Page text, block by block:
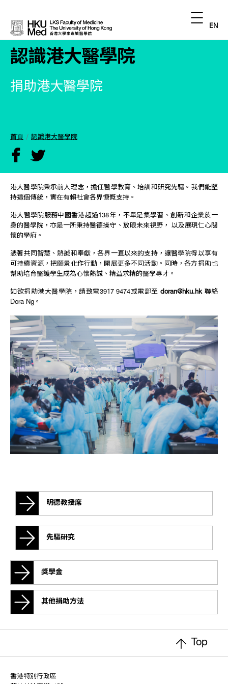
EN
認識港大醫學院
捐助港大醫學院
首頁 認識港大醫學院
港大醫學院秉承前人理念，擔任醫學教育、培訓和研究先驅。我們能堅
持這個傳統，實在有賴社會各界慷慨支持。
港大醫學院服務中國香港超過138年，不單是集學習、創新和企業於一
身的醫學院，亦是一所秉持醫德操守、放眼未來視野， 以及展現仁心關
懷的學府。
憑著共同智慧、熱誠和奉獻，各界一直以來的支持，讓醫學院得以享有
可持續資源，把願景化作行動，開展更多不同活動。同時，各方捐助也
幫助培育醫護學生成為心懷熱誠、精益求精的醫學專才。
如欲捐助港大醫學院，請致電3917 9474或電郵至 doran@hku.hk 聯絡
Dora Ng。
明德教授席
先驅研究
獎學金
其他捐助方法
Top
香港特別行政區